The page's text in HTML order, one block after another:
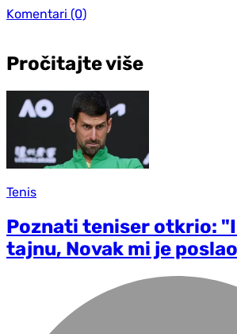
Komentari (0)
Pročitajte više
Tenis
Poznati teniser otkrio:
tajnu, Novak mi je